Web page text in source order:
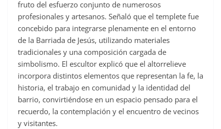
fruto del esfuerzo conjunto de numerosos
profesionales y artesanos. Señaló que el templete fue
concebido para integrarse plenamente en el entorno
de la Barriada de Jesús, utilizando materiales
tradicionales y una composición cargada de
simbolismo. El escultor explicó que el altorrelieve
incorpora distintos elementos que representan la fe, la
historia, el trabajo en comunidad y la identidad del
barrio, convirtiéndose en un espacio pensado para el
recuerdo, la contemplación y el encuentro de vecinos
y visitantes.